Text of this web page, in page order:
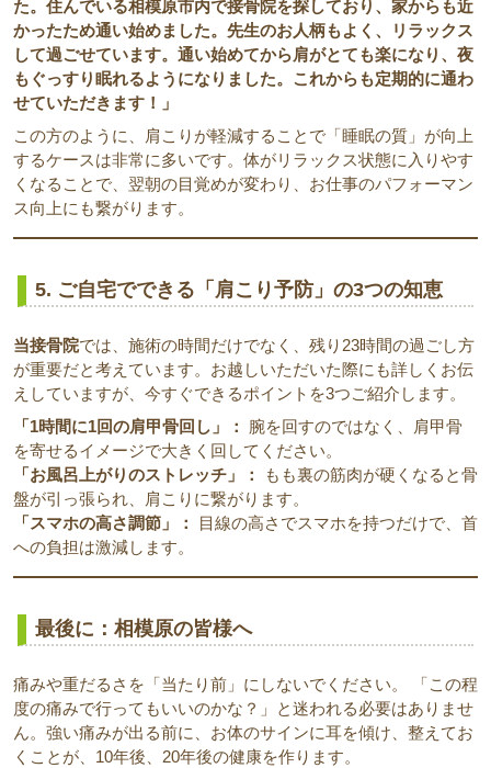
た。住んでいる相模原市内で接骨院を探しており、家からも近
かったため通い始めました。先生のお人柄もよく、リラックス
して過ごせています。通い始めてから肩がとても楽になり、夜
もぐっすり眠れるようになりました。これからも定期的に通わ
せていただきます！」
この方のように、肩こりが軽減することで「睡眠の質」が向上
するケースは非常に多いです。体がリラックス状態に入りやす
くなることで、翌朝の目覚めが変わり、お仕事のパフォーマン
ス向上にも繋がります。
5. ご自宅でできる「肩こり予防」の3つの知恵
当接骨院では、施術の時間だけでなく、残り23時間の過ごし方
が重要だと考えています。お越しいただいた際にも詳しくお伝
えしていますが、今すぐできるポイントを3つご紹介します。
「1時間に1回の肩甲骨回し」：
腕を回すのではなく、肩甲骨
を寄せるイメージで大きく回してください。
「お風呂上がりのストレッチ」：
もも裏の筋肉が硬くなると骨
盤が引っ張られ、肩こりに繋がります。
「スマホの高さ調節」：
目線の高さでスマホを持つだけで、首
への負担は激減します。
最後に：相模原の皆様へ
痛みや重だるさを「当たり前」にしないでください。 「この程
度の痛みで行ってもいいのかな？」と迷われる必要はありませ
ん。強い痛みが出る前に、お体のサインに耳を傾け、整えてお
くことが、10年後、20年後の健康を作ります。